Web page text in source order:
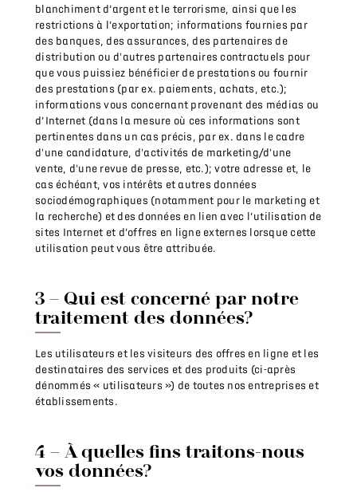
blanchiment d’argent et le terrorisme, ainsi que les
restrictions à l’exportation; informations fournies par
des banques, des assurances, des partenaires de
distribution ou d'autres partenaires contractuels pour
que vous puissiez bénéficier de prestations ou fournir
des prestations (par ex. paiements, achats, etc.);
informations vous concernant provenant des médias ou
d’Internet (dans la mesure où ces informations sont
pertinentes dans un cas précis, par ex. dans le cadre
d'une candidature, d'activités de marketing/d'une
vente, d'une revue de presse, etc.); votre adresse et, le
cas échéant, vos intérêts et autres données
sociodémographiques (notamment pour le marketing et
la recherche) et des données en lien avec l’utilisation de
sites Internet et d’offres en ligne externes lorsque cette
utilisation peut vous être attribuée.
3 – Qui est concerné par notre
traitement des données?
Les utilisateurs et les visiteurs des offres en ligne et les
destinataires des services et des produits (ci-après
dénommés « utilisateurs ») de toutes nos entreprises et
établissements.
4 – À quelles fins traitons-nous
vos données?